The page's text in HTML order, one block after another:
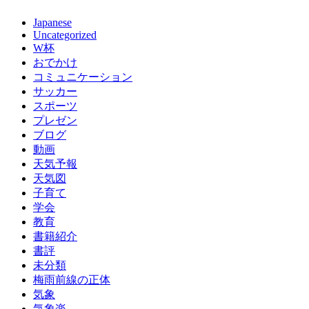
Japanese
Uncategorized
W杯
おでかけ
コミュニケーション
サッカー
スポーツ
プレゼン
ブログ
動画
天気予報
天気図
子育て
学会
教育
書籍紹介
書評
未分類
梅雨前線の正体
気象